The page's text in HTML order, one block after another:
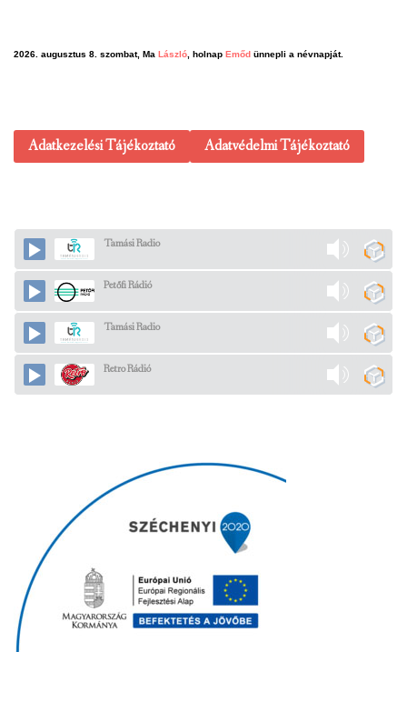
2026. augusztus 8. szombat, Ma László , holnap Emőd ünnepli a névnapját.
Adatkezelési Tájékoztató Adatvédelmi Tájékoztató
Tamási Radio
Petőfi Rádió
Tamási Radio
Retro Rádió